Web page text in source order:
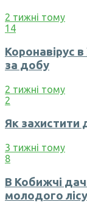
2 тижні тому
14
Коронавірус
за добу
2 тижні тому
2
Як захистити
3 тижні тому
8
В Кобижчі
молодого лісу